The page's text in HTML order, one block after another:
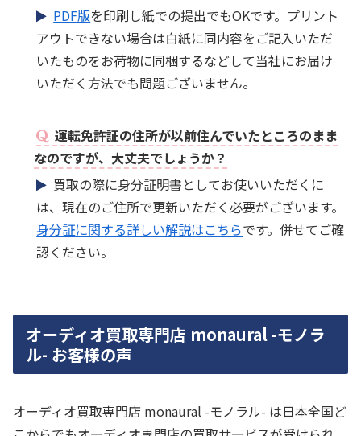
PDF版を印刷し紙での提出でもOKです。プリント
アウトできない場合は白紙に同内容をご記入いただ
いたものをお荷物に同梱するなどして当社にお届け
いただく方法でも問題ございません。
運転免許証の住所が以前住んでいたところのまま
なのですが、大丈夫でしょうか？
買取の際に身分証明書としてお使いいただくに
は、現在のご住所で更新いただく必要がございます。
身分証に関する詳しい解説はこちらです。併せてご確
認ください。
オーディオ買取専門店 monaural -モノラ
ル- お客様の声
オーディオ買取専門店 monaural -モノラル- は日本全国ど